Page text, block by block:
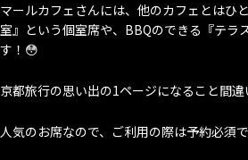
マールカフェさんには、他のカフェとはひ
室』という個室席や、BBQのできる『テラ
す！😳
京都旅行の思い出の1ページになること間違
人気のお席なので、ご利用の際は予約必須で